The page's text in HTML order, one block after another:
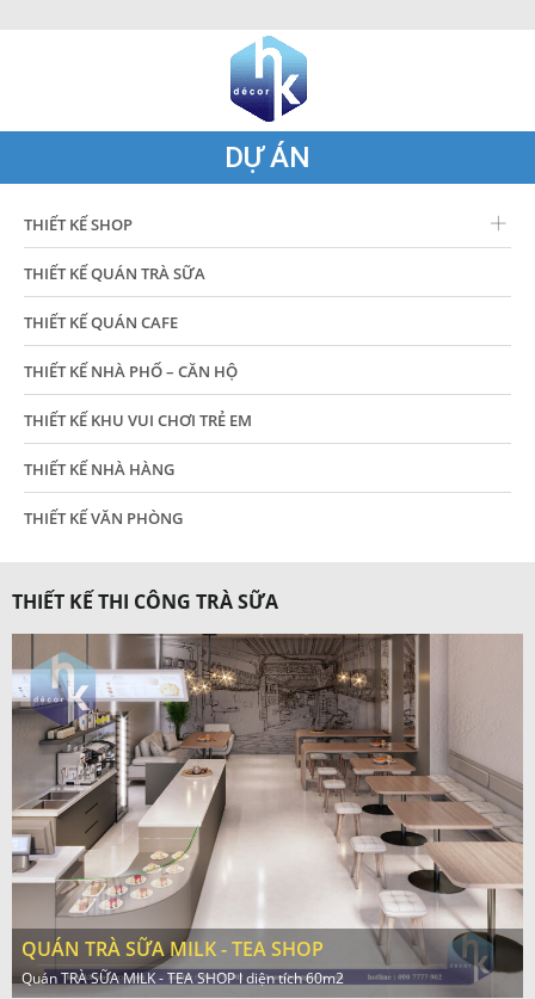
DỰ ÁN
THIẾT KẾ SHOP
THIẾT KẾ QUÁN TRÀ SỮA
THIẾT KẾ QUÁN CAFE
THIẾT KẾ NHÀ PHỐ – CĂN HỘ
THIẾT KẾ KHU VUI CHƠI TRẺ EM
THIẾT KẾ NHÀ HÀNG
THIẾT KẾ VĂN PHÒNG
THIẾT KẾ THI CÔNG TRÀ SỮA
QUÁN TRÀ SỮA MILK - TEA SHOP
Quán TRÀ SỮA MILK - TEA SHOP l diện tích 60m2